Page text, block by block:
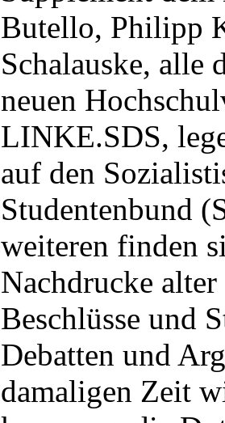
Butello, Philipp
Schalauske, alle
neuen
LINKE.SDS,
auf den
Studentenbund
weiteren finden
Nachdrucke
Beschlüsse und
Debatten und
damaligen Zeit